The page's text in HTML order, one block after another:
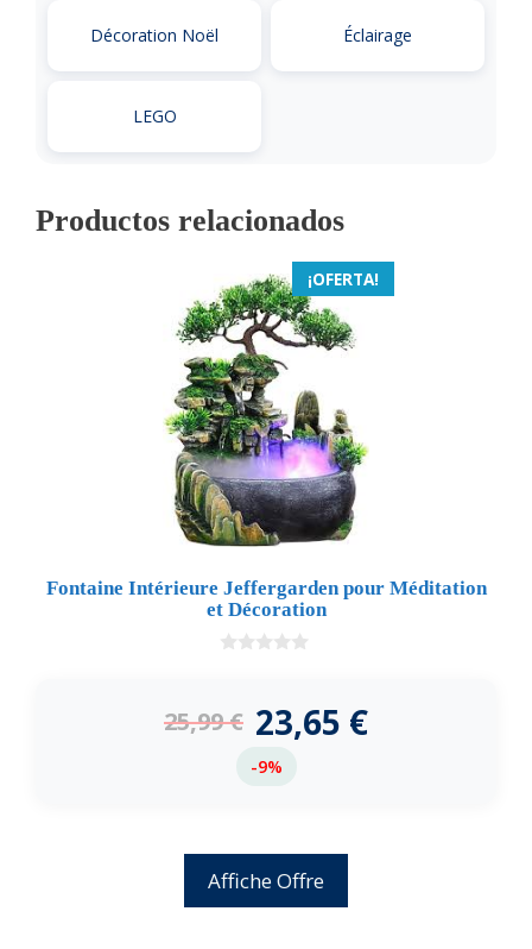
Décoration Noël Éclairage
LEGO
Productos relacionados
¡OFERTA!
Fontaine Intérieure Jeffergarden pour Méditation
et Décoration
5
25,99€ 23,65 €
-9%
Affiche Offre